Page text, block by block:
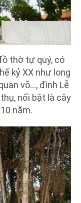
thờ tự quý, có
kỷ XX như long
võ..., đình Lễ
nổi bật là cây
năm.